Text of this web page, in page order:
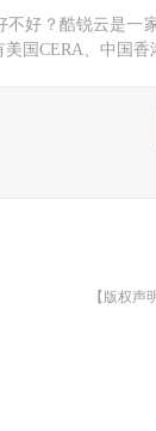
不好？酷锐云是一
国CERA、中国
【版权